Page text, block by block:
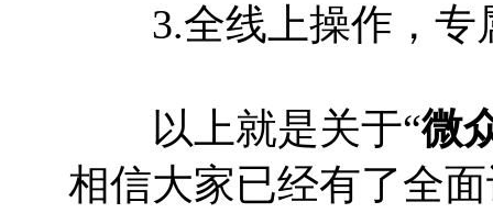
3.全线上操作，专
以上就是关于“微
相信大家已经有了全